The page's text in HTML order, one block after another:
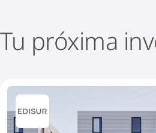
Tu próxima